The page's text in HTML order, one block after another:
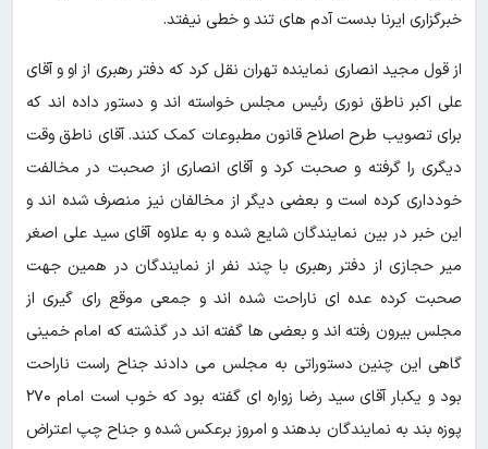
خبرگزاری ایرنا بدست آدم های تند و خطی نیفتد.
از قول مجید انصاری نماینده تهران نقل کرد که دفتر رهبری از او و آقای
علی اکبر ناطق نوری رئیس مجلس خواسته اند و دستور داده اند که
برای تصویب طرح اصلاح قانون مطبوعات کمک کنند. آقای ناطق وقت
دیگری را گرفته و صحبت کرد و آقای انصاری از صحبت در مخالفت
خودداری کرده است و بعضی دیگر از مخالفان نیز منصرف شده اند و
این خبر در بین نمایندگان شایع شده و به علاوه آقای سید علی اصغر
میر حجازی از دفتر رهبری با چند نفر از نمایندگان در همین جهت
صحبت کرده عده ای ناراحت شده اند و جمعی موقع رای گیری از
مجلس بیرون رفته اند و بعضی ها گفته اند در گذشته که امام خمینی
گاهی این چنین دستوراتی به مجلس می دادند جناح راست ناراحت
بود و یکبار آقای سید رضا زواره ای گفته بود که خوب است امام ۲۷۰
پوزه بند به نمایندگان بدهند و امروز برعکس شده و جناح چپ اعتراض